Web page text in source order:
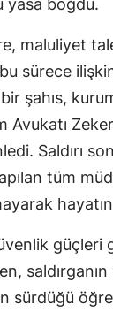
yasa boğdu.
maluliyet
sürece
şahıs,
Avukatı
Saldırı
tüm
güçleri
sürdüğü